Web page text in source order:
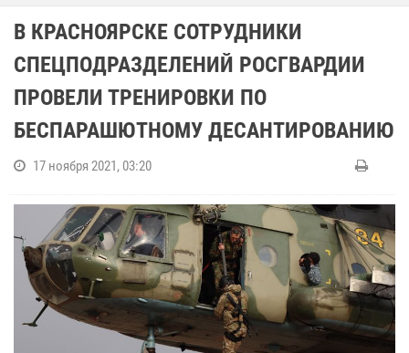
В КРАСНОЯРСКЕ СОТРУДНИКИ
СПЕЦПОДРАЗДЕЛЕНИЙ РОСГВАРДИИ
ПРОВЕЛИ ТРЕНИРОВКИ ПО
БЕСПАРАШЮТНОМУ ДЕСАНТИРОВАНИЮ
17 ноября 2021, 03:20